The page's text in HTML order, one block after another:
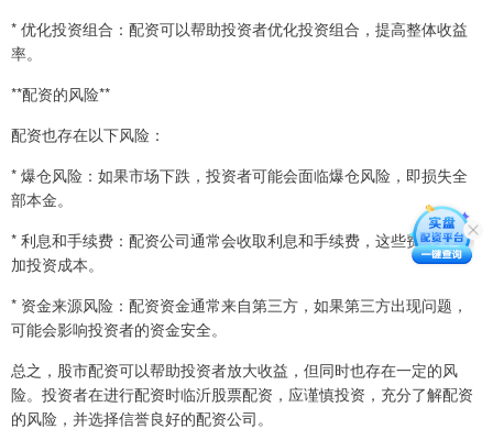
* 优化投资组合：配资可以帮助投资者优化投资组合，提高整体收益
率。
**配资的风险**
配资也存在以下风险：
* 爆仓风险：如果市场下跌，投资者可能会面临爆仓风险，即损失全
部本金。
* 利息和手续费：配资公司通常会收取利息和手续费，这些费用会增
加投资成本。
* 资金来源风险：配资资金通常来自第三方，如果第三方出现问题，
可能会影响投资者的资金安全。
总之，股市配资可以帮助投资者放大收益，但同时也存在一定的风
险。投资者在进行配资时临沂股票配资，应谨慎投资，充分了解配资
的风险，并选择信誉良好的配资公司。